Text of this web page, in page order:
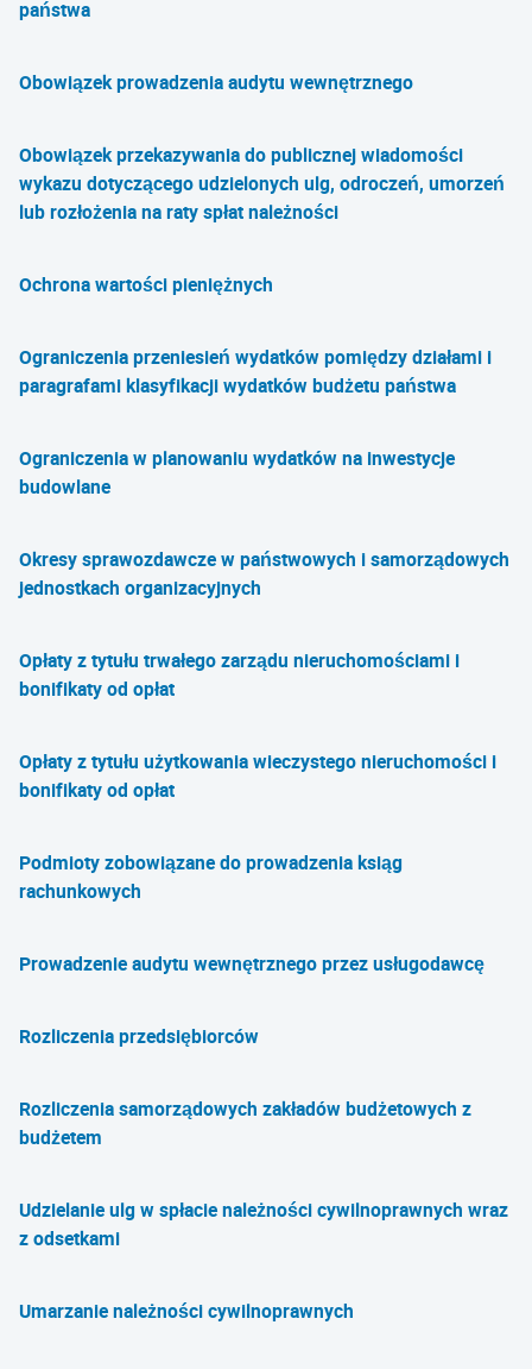
państwa
Obowiązek prowadzenia audytu wewnętrznego
Obowiązek przekazywania do publicznej wiadomości
wykazu dotyczącego udzielonych ulg, odroczeń, umorzeń
lub rozłożenia na raty spłat należności
Ochrona wartości pieniężnych
Ograniczenia przeniesień wydatków pomiędzy działami i
paragrafami klasyfikacji wydatków budżetu państwa
Ograniczenia w planowaniu wydatków na inwestycje
budowlane
Okresy sprawozdawcze w państwowych i samorządowych
jednostkach organizacyjnych
Opłaty z tytułu trwałego zarządu nieruchomościami i
bonifikaty od opłat
Opłaty z tytułu użytkowania wieczystego nieruchomości i
bonifikaty od opłat
Podmioty zobowiązane do prowadzenia ksiąg
rachunkowych
Prowadzenie audytu wewnętrznego przez usługodawcę
Rozliczenia przedsiębiorców
Rozliczenia samorządowych zakładów budżetowych z
budżetem
Udzielanie ulg w spłacie należności cywilnoprawnych wraz
z odsetkami
Umarzanie należności cywilnoprawnych